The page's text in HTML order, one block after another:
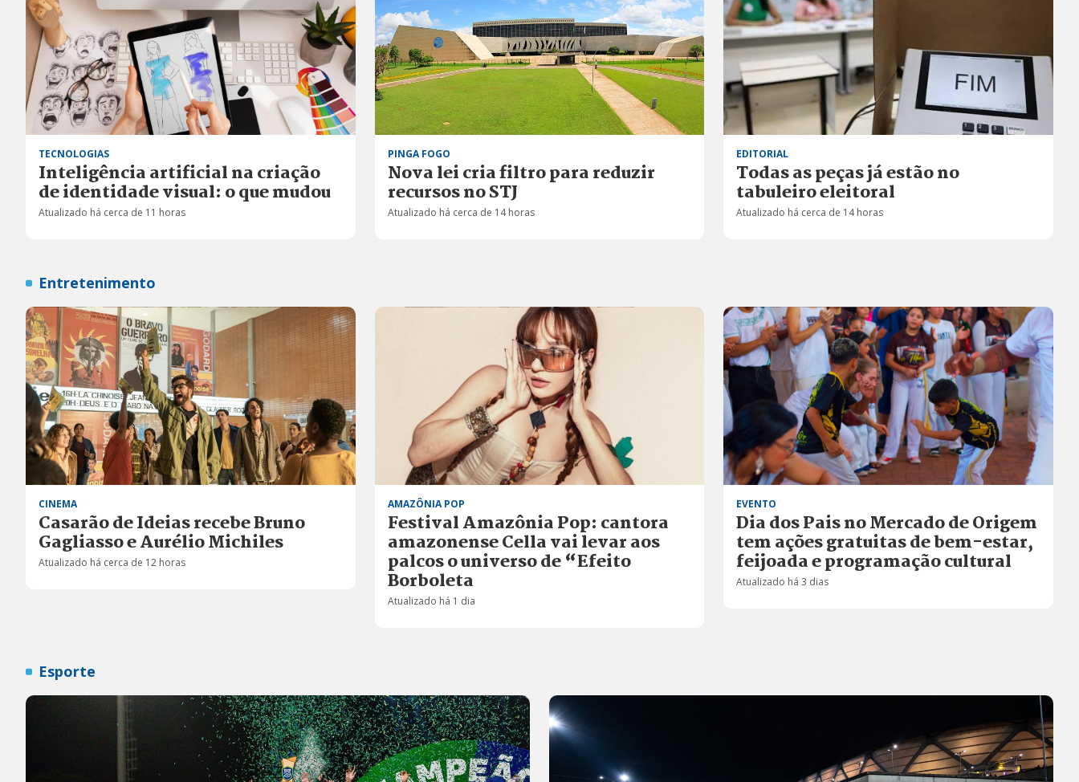
TECNOLOGIAS
Inteligência artificial na criação
de identidade visual: o que mudou
Atualizado há cerca de 11 horas
PINGA FOGO
Nova lei cria filtro para reduzir
recursos no STJ
Atualizado há cerca de 14 horas
EDITORIAL
Todas as peças já estão no
tabuleiro eleitoral
Atualizado há cerca de 14 horas
Entretenimento
CINEMA
Casarão de Ideias recebe Bruno
Gagliasso e Aurélio Michiles
Atualizado há cerca de 12 horas
AMAZÔNIA POP
Festival Amazônia Pop: cantora
amazonense Cella vai levar aos
palcos o universo de “Efeito
Borboleta
Atualizado há 1 dia
EVENTO
Dia dos Pais no Mercado de Origem
tem ações gratuitas de bem-estar,
feijoada e programação cultural
Atualizado há 3 dias
Esporte